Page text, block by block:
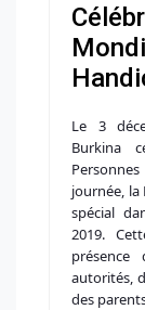
Le 3
Burkina
journée,
spécial
2019.
autorités,
des